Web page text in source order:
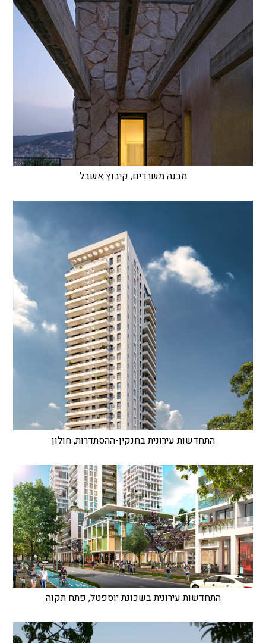
מבנה משרדים, קיבוץ אשבל
התחדשות עירונית בחנקין-ההסתדרות, חולון
התחדשות עירונית בשכונת יוספטל, פתח תקוה